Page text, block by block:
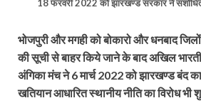
18 फरवरी 2022 को झारखण्ड सरकार ने संशोधित
भोजपुरी और मगही को बोकारो और धनबाद जिलों
की सूची से बाहर किये जाने के बाद अखिल
अंगिका मंच ने 6 मार्च 2022 को झारखण्ड बंद
खतियान आधारित स्थानीय नीति का विरोध